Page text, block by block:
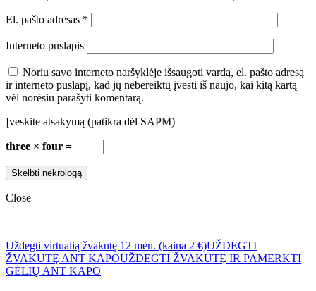
El. pašto adresas *
Interneto puslapis
Noriu savo interneto naršyklėje išsaugoti vardą, el. pašto adresą
ir interneto puslapį, kad jų nebereiktų įvesti iš naujo, kai kitą kartą
vėl norėsiu parašyti komentarą.
Įveskite atsakymą (patikra dėl SAPM)
three × four =
Close
Uždegti virtualią žvakutę 12 mėn. (kaina 2 €)UŽDEGTI
ŽVAKUTĘ ANT KAPOUŽDEGTI ŽVAKUTĘ IR PAMERKTI
GĖLIŲ ANT KAPO